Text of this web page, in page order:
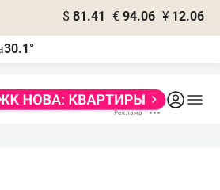
$ 81.41 € 94.06 ¥ 12.06
30.1°